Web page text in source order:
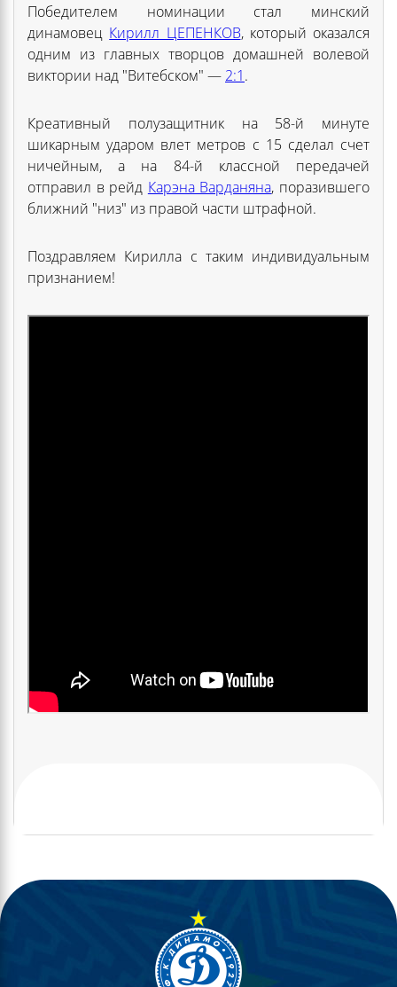
Победителем номинации стал минский
динамовец Кирилл ЦЕПЕНКОВ, который оказался
одним из главных творцов домашней волевой
виктории над "Витебском" — 2:1.
Креативный полузащитник на 58-й минуте
шикарным ударом влет метров с 15 сделал счет
ничейным, а на 84-й классной передачей
отправил в рейд Карэна Варданяна, поразившего
ближний "низ" из правой части штрафной.
Поздравляем Кирилла с таким индивидуальным
признанием!